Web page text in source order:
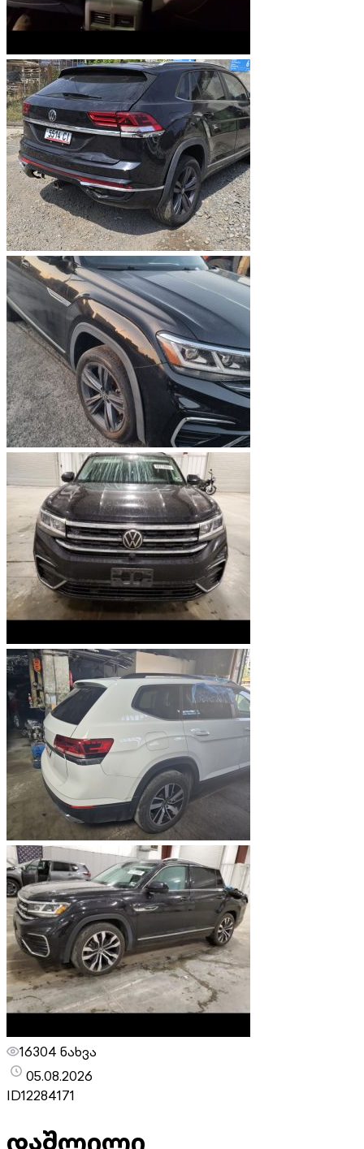
16304 ნახვა
05.08.2026
ID12284171
დაშლილი